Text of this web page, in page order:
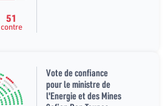
51
contre
Vote de confiance
pour le ministre de
l'Energie et des Mines